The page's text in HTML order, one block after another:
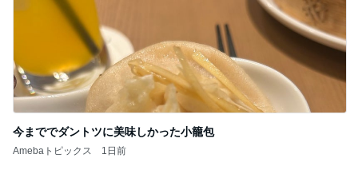
今まででダントツに美味しかった小籠包
Amebaトピックス 1日前